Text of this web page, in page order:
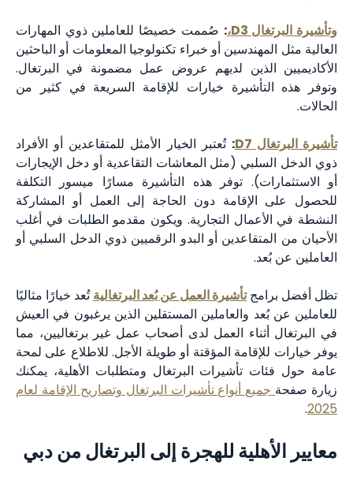
وتأشيرة البرتغال D3، : صُممت خصيصًا للعاملين ذوي المهارات
العالية مثل المهندسين أو خبراء تكنولوجيا المعلومات أو الباحثين
الأكاديميين الذين لديهم عروض عمل مضمونة في البرتغال.
وتوفر هذه التأشيرة خيارات للإقامة السريعة في كثير من
الحالات.
تأشيرة البرتغال D7 : تُعتبر الخيار الأمثل للمتقاعدين أو الأفراد
ذوي الدخل السلبي (مثل المعاشات التقاعدية أو دخل الإيجارات
أو الاستثمارات). توفر هذه التأشيرة مسارًا ميسور التكلفة
للحصول على الإقامة دون الحاجة إلى العمل أو المشاركة
النشطة في الأعمال التجارية. ويكون مقدمو الطلبات في أغلب
الأحيان من المتقاعدين أو البدو الرقميين ذوي الدخل السلبي أو
العاملين عن بُعد.
تظل أفضل برامجتأشيرة العمل عن بُعد البرتغالية تُعد خيارًا مثاليًا
للعاملين عن بُعد والعاملين المستقلين الذين يرغبون في العيش
في البرتغال أثناء العمل لدى أصحاب عمل غير برتغاليين، مما
يوفر خيارات للإقامة المؤقتة أو طويلة الأجل. للاطلاع على لمحة
عامة حول فئات تأشيرات البرتغال ومتطلبات الأهلية، يمكنك
زيارة صفحة جميع أنواع تأشيرات البرتغال وتصاريح الإقامة لعام
2025
.
معايير الأهلية للهجرة إلى البرتغال من دبي